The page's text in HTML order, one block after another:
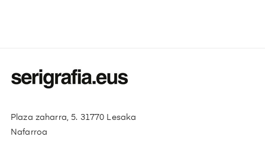
Plaza zaharra, 5. 31770 Lesaka
Nafarroa